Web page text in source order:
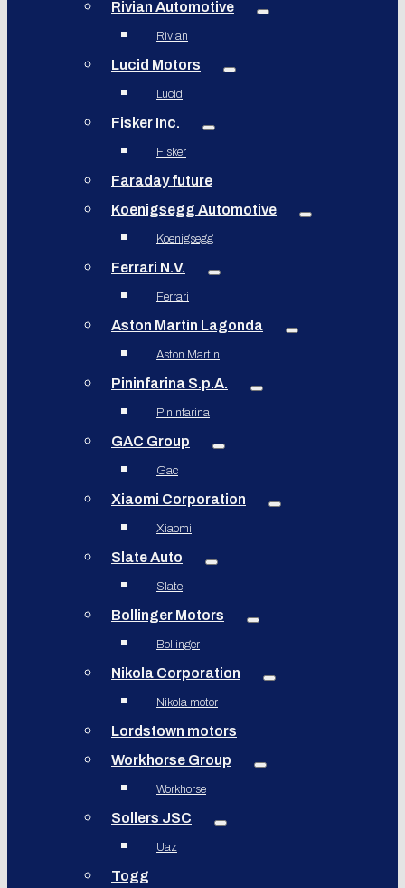
Rivian Automotive
Rivian
Lucid Motors
Lucid
Fisker Inc.
Fisker
Faraday future
Koenigsegg Automotive
Koenigsegg
Ferrari N.V.
Ferrari
Aston Martin Lagonda
Aston Martin
Pininfarina S.p.A.
Pininfarina
GAC Group
Gac
Xiaomi Corporation
Xiaomi
Slate Auto
Slate
Bollinger Motors
Bollinger
Nikola Corporation
Nikola motor
Lordstown motors
Workhorse Group
Workhorse
Sollers JSC
Uaz
Togg